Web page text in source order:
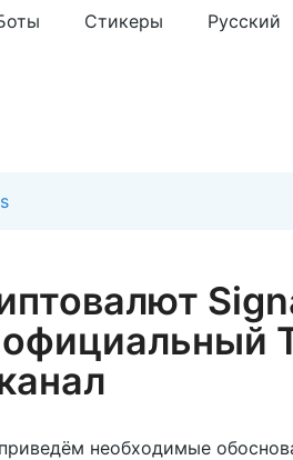
Стикеры Русский
необходимые